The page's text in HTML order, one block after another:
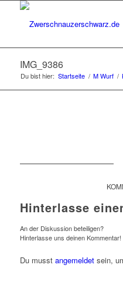
IMG_9386
Du bist hier: Startseite / M Wurf /
Hinterlasse
An der Diskussion beteiligen?
Hinterlasse uns deinen Kommentar!
Du musst angemeldetsein,